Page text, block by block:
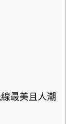
最美且人潮